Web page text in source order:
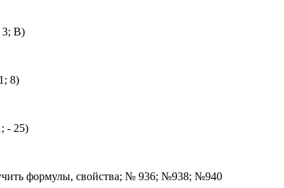
3; В)
8)
- 25)
формулы, свойства; № 936; №938; №940